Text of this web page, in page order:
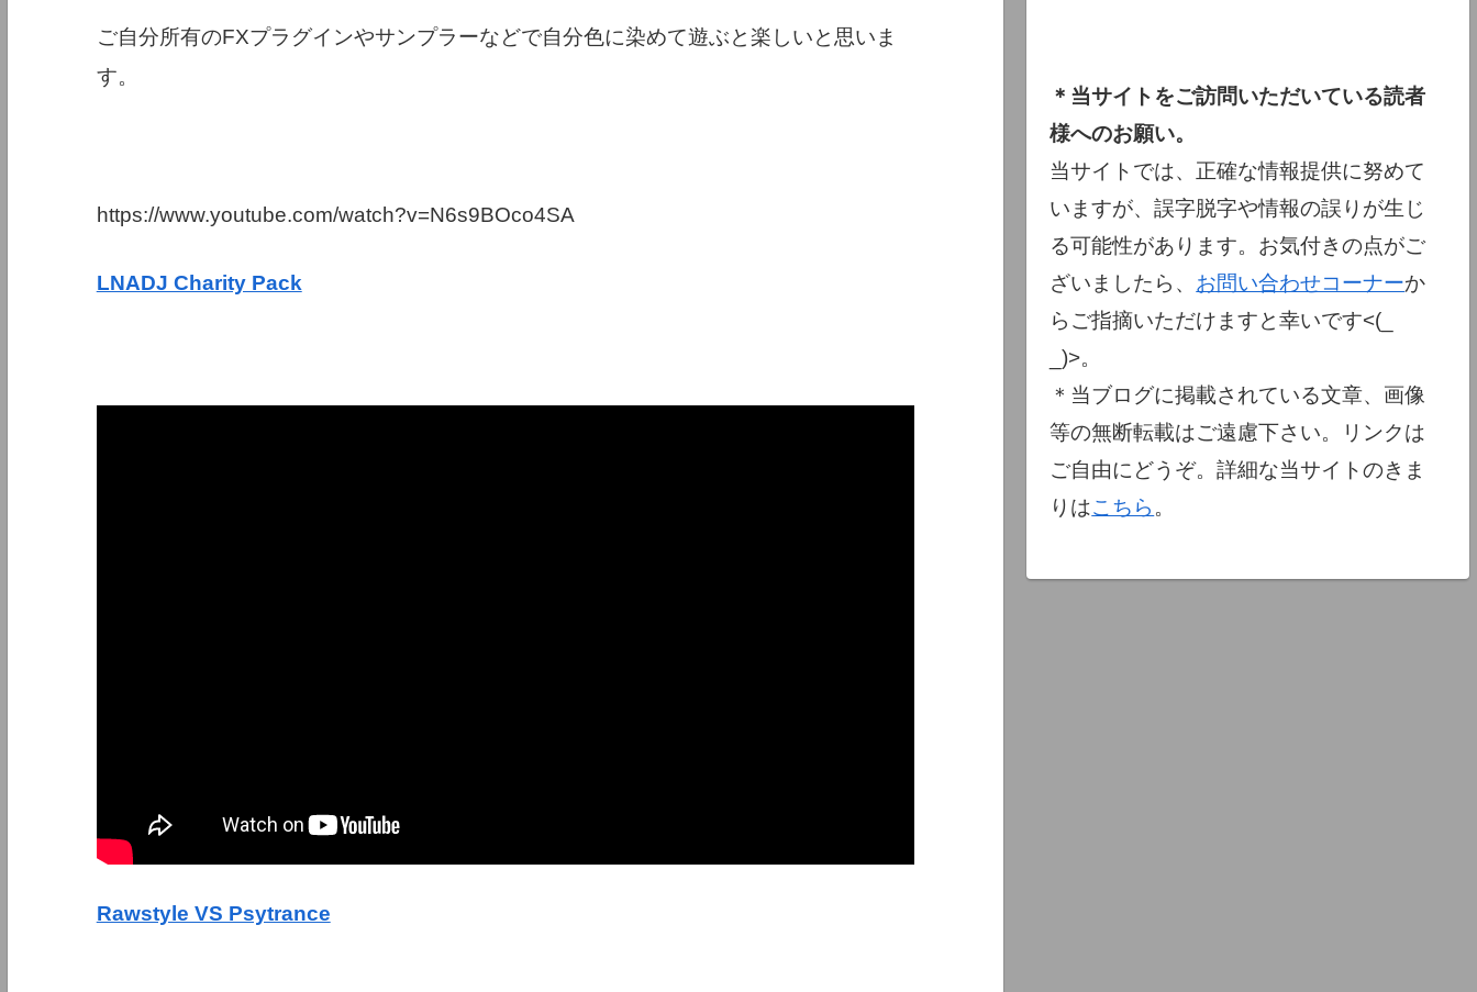
ご自分所有のFXプラグインやサンプラーなどで自分色に染めて遊ぶと楽しいと思いま
す。
https://www.youtube.com/watch?v=N6s9BOco4SA
LNADJ Charity Pack
Rawstyle VS Psytrance
＊当サイトをご訪問いただいている読者
様へのお願い。
当サイトでは、正確な情報提供に努めて
いますが、誤字脱字や情報の誤りが生じ
る可能性があります。お気付きの点がご
ざいましたら、 お問い合わせコーナーか
らご指摘いただけますと幸いです<(_
_)>。
＊当ブログに掲載されている文章、画像
等の無断転載はご遠慮下さい。リンクは
ご自由にどうぞ。詳細な当サイトのきま
りはこちら 。